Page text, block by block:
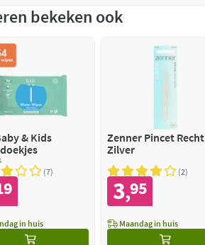
bekeken ook
& Kids
7
in huis
Zenner Pincet Recht
Zilver
2
3,95
Maandag in huis